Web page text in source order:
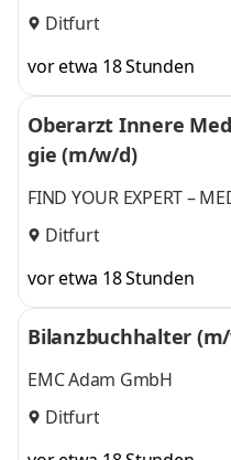
Ditfurt
vor etwa 18 Stunden
Oberarzt Innere
gie (m/w/d)
FIND YOUR EXPERT –
Ditfurt
vor etwa 18 Stunden
Bilanzbuchhalter
EMC Adam GmbH
Ditfurt